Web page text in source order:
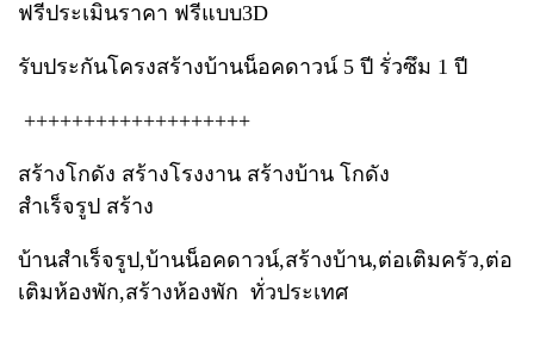
ฟรีประเมินราคา ฟรีแบบ3D
รับประกันโครงสร้างบ้านน็อคดาวน์ 5 ปี รั่วซึม 1 ปี
+++++++++++++++++++
สร้างโกดัง สร้างโรงงาน สร้างบ้าน โกดัง
สำเร็จรูป สร้าง
บ้านสำเร็จรูป,บ้านน็อคดาวน์,สร้างบ้าน,ต่อเติมครัว,ต่อ
เติมห้องพัก,สร้างห้องพัก ทั่วประเทศ